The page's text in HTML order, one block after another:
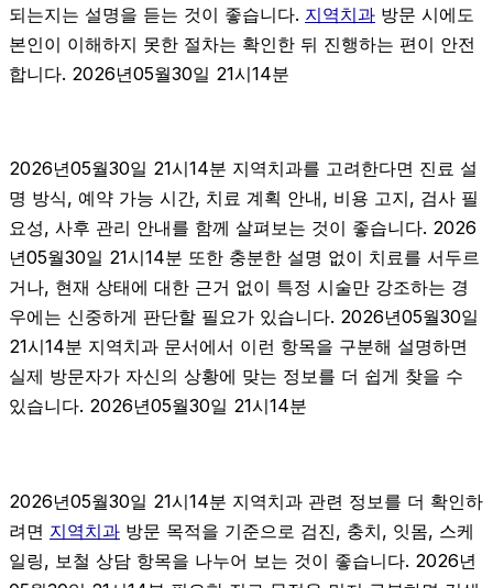
되는지는 설명을 듣는 것이 좋습니다. 지역치과 방문 시에도
본인이 이해하지 못한 절차는 확인한 뒤 진행하는 편이 안전
합니다. 2026년05월30일 21시14분
2026년05월30일 21시14분 지역치과를 고려한다면 진료 설
명 방식, 예약 가능 시간, 치료 계획 안내, 비용 고지, 검사 필
요성, 사후 관리 안내를 함께 살펴보는 것이 좋습니다. 2026
년05월30일 21시14분 또한 충분한 설명 없이 치료를 서두르
거나, 현재 상태에 대한 근거 없이 특정 시술만 강조하는 경
우에는 신중하게 판단할 필요가 있습니다. 2026년05월30일
21시14분 지역치과 문서에서 이런 항목을 구분해 설명하면
실제 방문자가 자신의 상황에 맞는 정보를 더 쉽게 찾을 수
있습니다. 2026년05월30일 21시14분
2026년05월30일 21시14분 지역치과 관련 정보를 더 확인하
려면 지역치과 방문 목적을 기준으로 검진, 충치, 잇몸, 스케
일링, 보철 상담 항목을 나누어 보는 것이 좋습니다. 2026년